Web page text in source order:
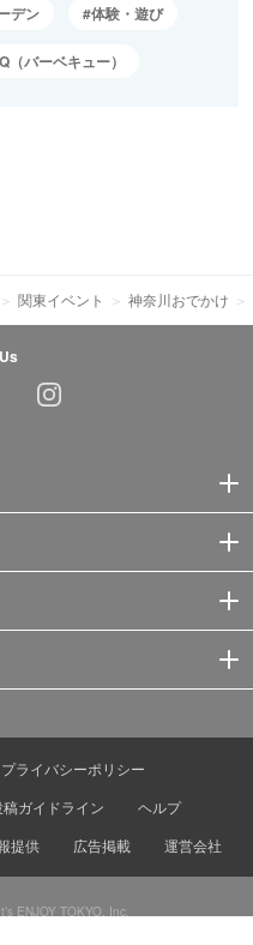
デン 体験・遊び
（バーベキュー）
関東イベント 神奈川おでかけ
プライバシーポリシー
ガイドライン
ヘルプ
提供 広告掲載 運営会社
ENJOY TOKYO, Inc.